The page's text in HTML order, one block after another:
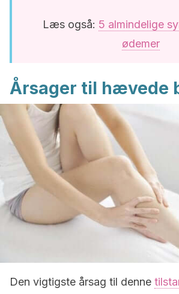
Læs også: 5 almindelige
ødemer
Årsager til hævede
Den vigtigste årsag til denne